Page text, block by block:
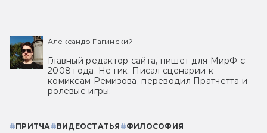
Александр Гагинский
Главный редактор сайта, пишет для МирФ с
2008 года. Не гик. Писал сценарии к
комиксам Ремизова, переводил Пратчетта и
ролевые игры.
#ПРИТЧА#ВИДЕОСТАТЬЯ #ФИЛОСОФИЯ